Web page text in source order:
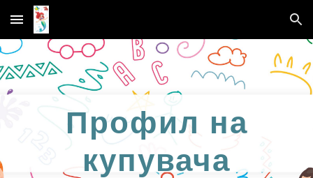
Skip to main content Skip to navigation
Профил на
купувача